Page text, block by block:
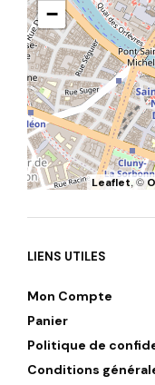
−
Leaflet, ©
LIENS UTILES
Mon Compte
Panier
Politique de
Conditions